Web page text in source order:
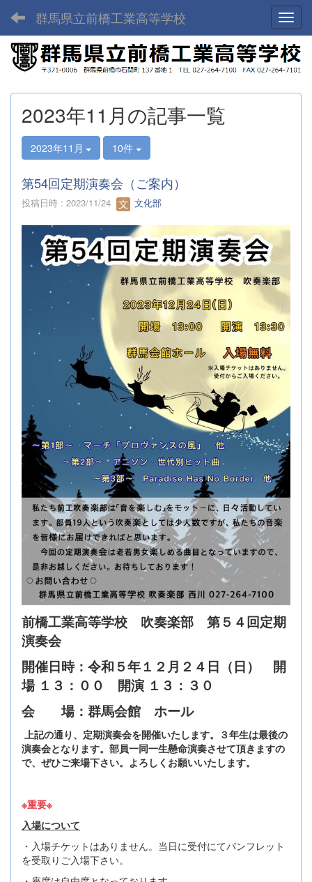
群馬県立前橋工業高等学校
2023年11月の記事一覧
2023年11月 10件
第54回定期演奏会（ご案内）
投稿日時 : 2023/11/24 文化部
前橋工業高等学校 吹奏楽部 第５４回定期
演奏会
開催日時：令和５年１２月２４日（日） 開
場 １３：００ 開演 １３：３０
会 場：群馬会館 ホール
上記の通り、定期演奏会を開催いたします。３年生は最後の
演奏会となります。部員一同一生懸命演奏させて頂きますの
で、ぜひご来場下さい。よろしくお願いいたします。
※重要※
入場について
・入場チケットはありません。当日に受付にてパンフレット
を受取りご入場下さい。